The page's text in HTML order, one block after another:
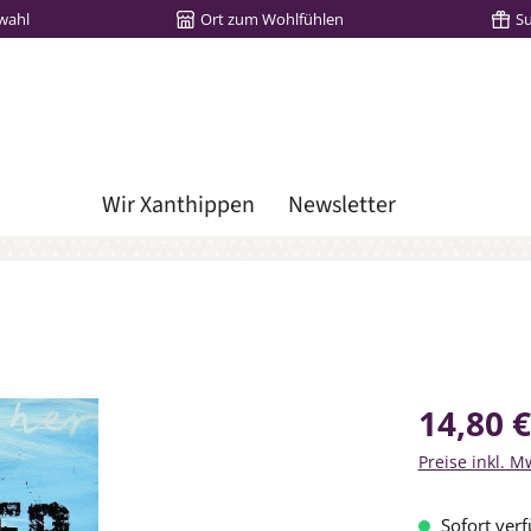
Ort zum Wohlfühlen
Wir Xanthippen Newsletter
Regulärer
14,80 €
Preise inkl.
Sofort